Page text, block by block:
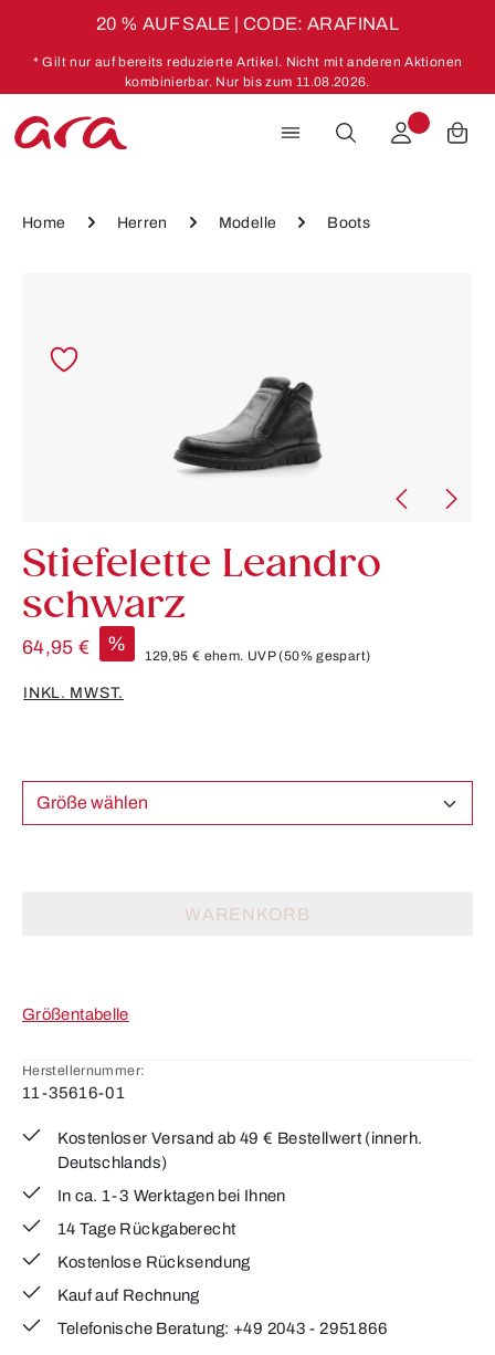
20 % AUF SALE | CODE: ARAFINAL
* Gilt nur auf bereits reduzierte Artikel. Nicht mit anderen Aktionen
kombinierbar. Nur bis zum 11.08.2026.
Home Herren Modelle Boots
Stiefelette Leandro
schwarz
64,95 € %
129,95 € ehem. UVP(50% gespart)
INKL. MWST.
Größe wählen
WARENKORB
Größentabelle
Herstellernummer:
11-35616-01
Kostenloser Versand ab 49 € Bestellwert (innerh.
Deutschlands)
In ca. 1-3 Werktagen bei Ihnen
14 Tage Rückgaberecht
Kostenlose Rücksendung
Kauf auf Rechnung
Telefonische Beratung: +49 2043 - 2951866